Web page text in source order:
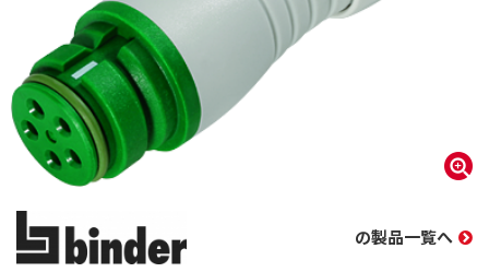
の製品一覧へ